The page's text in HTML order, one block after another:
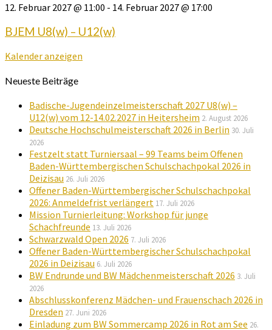
12. Februar 2027 @ 11:00 - 14. Februar 2027 @ 17:00
BJEM U8(w) – U12(w)
Kalender anzeigen
Neueste Beiträge
Badische-Jugendeinzelmeisterschaft 2027 U8(w) –
U12(w) vom 12-14.02.2027 in Heitersheim 2. August 2026
Deutsche Hochschulmeisterschaft 2026 in Berlin 30. Juli
2026
Festzelt statt Turniersaal – 99 Teams beim Offenen
Baden-Württembergischen Schulschachpokal 2026 in
Deizisau 26. Juli 2026
Offener Baden-Württembergischer Schulschachpokal
2026: Anmeldefrist verlängert 17. Juli 2026
Mission Turnierleitung: Workshop für junge
Schachfreunde 13. Juli 2026
Schwarzwald Open 2026 7. Juli 2026
Offener Baden-Württembergischer Schulschachpokal
2026 in Deizisau 6. Juli 2026
BW Endrunde und BW Mädchenmeisterschaft 2026 3. Juli
2026
Abschlusskonferenz Mädchen- und Frauenschach 2026 in
Dresden 27. Juni 2026
Einladung zum BW Sommercamp 2026 in Rot am See 26.